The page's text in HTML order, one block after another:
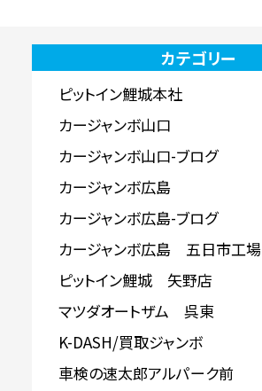
カテゴリー
ピットイン鯉城本社
カージャンボ山口
カージャンボ山口-ブログ
カージャンボ広島
カージャンボ広島-ブログ
カージャンボ広島 五日市工場
ピットイン鯉城 矢野店
マツダオートザム 呉東
K-DASH/買取ジャンボ
車検の速太郎アルパーク前